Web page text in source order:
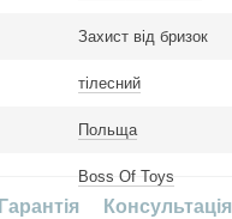
Захист вiд бризок
тілесний
Польща
Boss Of Toys
Гарантія
Консультація